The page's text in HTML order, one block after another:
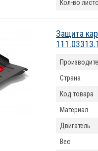
Кол-во
Защита
111.03313.1
Страна
Код товара
Материал
Двигатель
Вес